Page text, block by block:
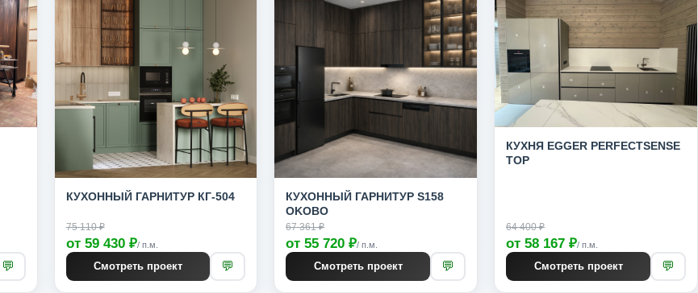
💬
КУХОННЫЙ ГАРНИТУР КГ-504
75 110 ₽
от 59 430 ₽/ п.м.
Смотреть проект 💬
КУХОННЫЙ ГАРНИТУР S158
OKOBO
67 361 ₽
от 55 720 ₽/ п.м.
Смотреть проект 💬
КУХНЯ EGGER PERFECTSENSE
TOP
64 400 ₽
от 58 167 ₽/ п.м.
Смотреть проект 💬